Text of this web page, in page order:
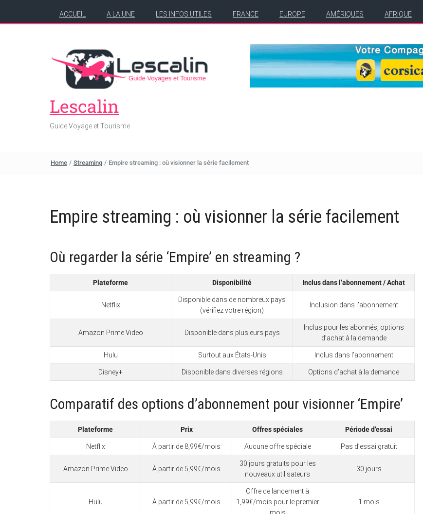
ACCUEIL A LA UNE LES INFOS UTILES FRANCE EUROPE AMÉRIQUES AFRIQUE
Lescalin
Guide Voyage et Tourisme
Home / Streaming / Empire streaming : où visionner la série facilement
Empire streaming : où visionner la série facilement
Où regarder la série ‘Empire’ en streaming ?
Plateforme Disponibilité Inclus dans l’abonnement / Achat
Netflix
Disponible dans de nombreux pays
(vérifiez votre région)
Inclusion dans l’abonnement
Amazon Prime Video Disponible dans plusieurs pays
Inclus pour les abonnés, options
d’achat à la demande
Hulu Surtout aux États-Unis Inclus dans l’abonnement
Disney+ Disponible dans diverses régions Options d’achat à la demande
Comparatif des options d’abonnement pour visionner ‘Empire’
Plateforme Prix Offres spéciales Période d’essai
Netflix À partir de 8,99€/mois Aucune offre spéciale Pas d’essai gratuit
Amazon Prime Video À partir de 5,99€/mois
30 jours gratuits pour les
nouveaux utilisateurs
30 jours
Hulu À partir de 5,99€/mois
Offre de lancement à
1,99€/mois pour le premier
1 mois